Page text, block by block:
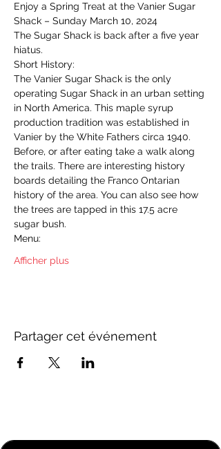
Enjoy a Spring Treat at the Vanier Sugar
Shack – Sunday March 10, 2024
The Sugar Shack is back after a five year
hiatus.
Short History:
The Vanier Sugar Shack is the only
operating Sugar Shack in an urban setting
in North America. This maple syrup
production tradition was established in
Vanier by the White Fathers circa 1940.
Before, or after eating take a walk along
the trails. There are interesting history
boards detailing the Franco Ontarian
history of the area. You can also see how
the trees are tapped in this 17.5 acre
sugar bush.
Menu:
Afficher plus
Partager cet événement